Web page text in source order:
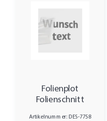
Folienplot
Folienschnitt
Artikelnummer: DES-7758